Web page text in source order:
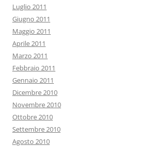
Luglio 2011
Giugno 2011
Maggio 2011
Aprile 2011
Marzo 2011
Febbraio 2011
Gennaio 2011
Dicembre 2010
Novembre 2010
Ottobre 2010
Settembre 2010
Agosto 2010